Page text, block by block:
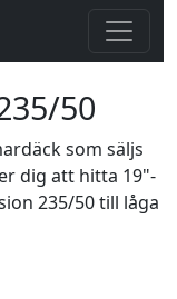
50
som säljs
dig att hitta 19"-
235/50 till låga